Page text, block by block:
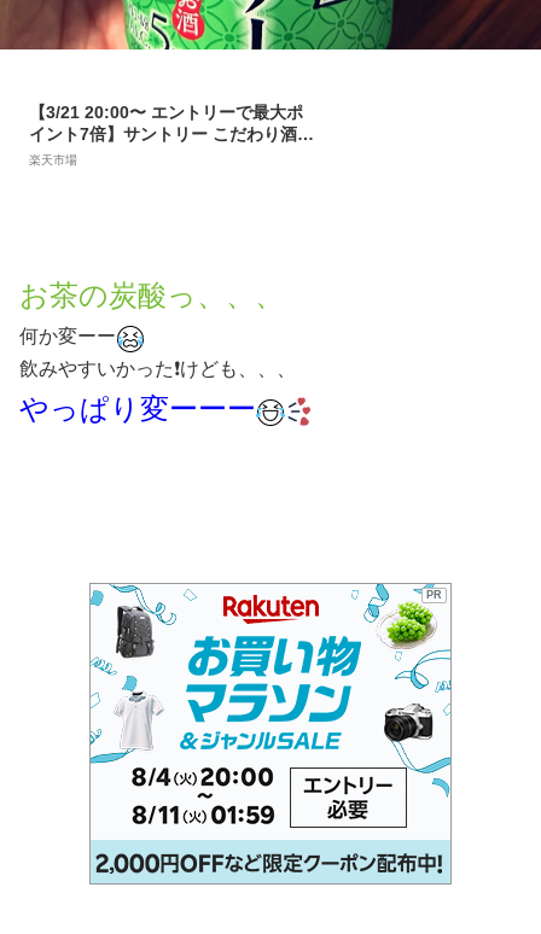
【3/21 20:00〜 エントリーで最大ポ
イント7倍】サントリー こだわり酒場
のお茶サワー 伊右衛門 350ml 缶 24本
楽天市場
お茶の炭酸っ、、、
何か変ーー
飲みやすいかった❗️けども、、、
やっぱり変ーーー
PR